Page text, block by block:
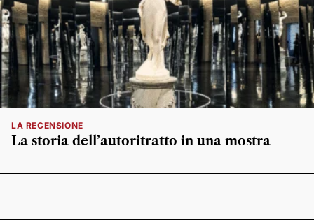
LA RECENSIONE
La storia dell’autoritratto in una mostra